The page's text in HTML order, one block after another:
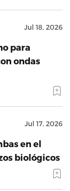
Jul 18, 2026
para
ondas
Jul 17, 2026
en el
biológicos